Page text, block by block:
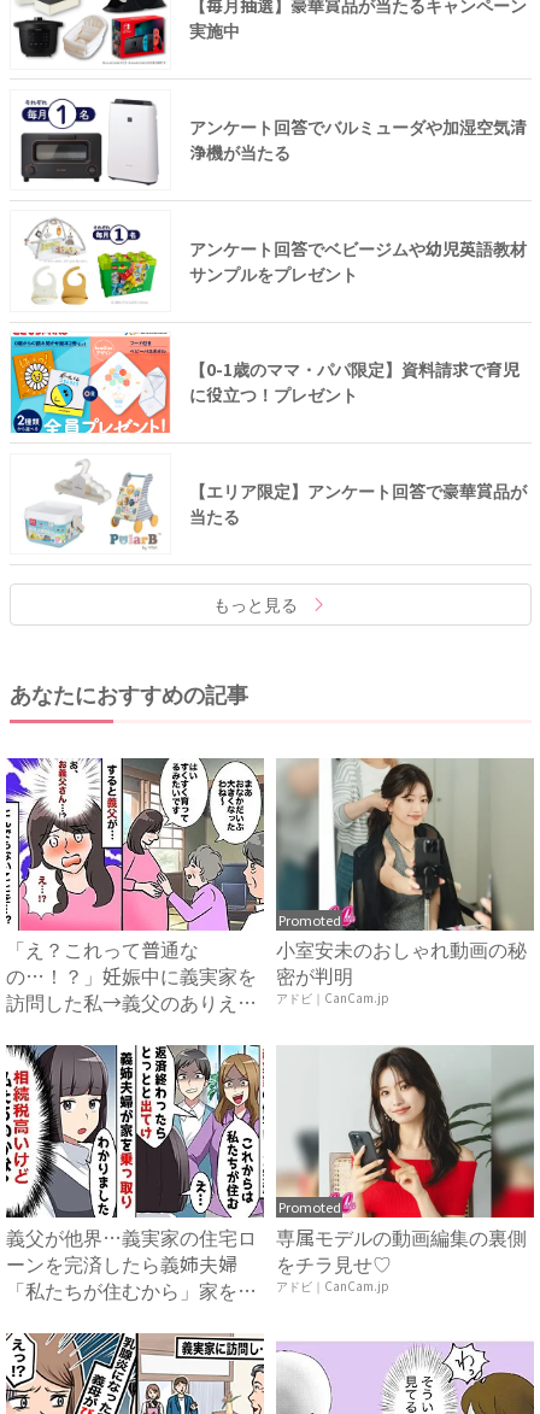
【毎月抽選】豪華賞品が当たるキャンペーン
実施中
アンケート回答でバルミューダや加湿空気清
浄機が当たる
アンケート回答でベビージムや幼児英語教材
サンプルをプレゼント
【0-1歳のママ・パパ限定】資料請求で育児
に役立つ！プレゼント
【エリア限定】アンケート回答で豪華賞品が
当たる
もっと見る
あなたにおすすめの記事
「え？これって普通な
の…！？」妊娠中に義実家を
訪問した私→義父のありえな
Promoted
小室安未のおしゃれ動画の秘
密が判明
アドビ｜CanCam.jp
義父が他界…義実家の住宅ロ
ーンを完済したら義姉夫婦
「私たちが住むから」家を乗
Promoted
専属モデルの動画編集の裏側
をチラ見せ♡
アドビ｜CanCam.jp